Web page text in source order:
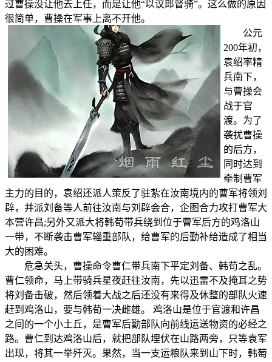
过曹操没让他去上任，而是让他“以议郎督骑”。这么做的原因
很简单，曹操在军事上离不开他。
公元
200年初，
袁绍率精
兵南下，
与曹操会
战于官
渡。为了
袭扰曹操
的后方，
同时达到
牵制曹军
主力的目的，袁绍还派人策反了驻紮在汝南境内的曹军将领刘
辟，并派刘备等人前往汝南与刘辟会合，企图合力攻打曹军大
本营许昌;另外又派大将韩荀带兵绕到位于曹军后方的鸡洛山
一带，不断袭击曹军辎重部队，给曹军的后勤补给造成了相当
大的困难。
危急关头，曹操命令曹仁带兵南下平定刘备、韩苟之乱。
曹仁领命，马上带骑兵星夜赶往汝南，先以迅雷不及掩耳之势
将刘备击破，然后领着大战之后还没有来得及休整的部队火速
赶到鸡洛山，要与韩荀一决雌雄。 鸡洛山是位于官渡和许昌
之间的一个小土丘，是曹军后勤部队向前线运送物资的必经之
路。曹仁到达鸡洛山后，就把部队埋伏在山路两旁，只等袁军
出现，将其一举歼灭。果然，当一支运粮队来到山下时，韩萄